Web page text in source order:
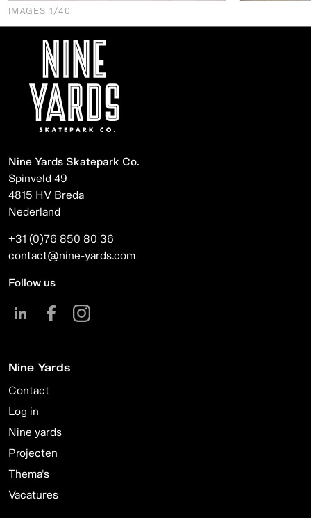
IMAGES 1 /40
Nine Yards Skatepark Co.
Spinveld 49
4815 HV Breda
Nederland
+31 (0)76 850 80 36
contact@nine-yards.com
Follow us
Nine Yards
Contact
Log in
Nine yards
Projecten
Thema's
Vacatures